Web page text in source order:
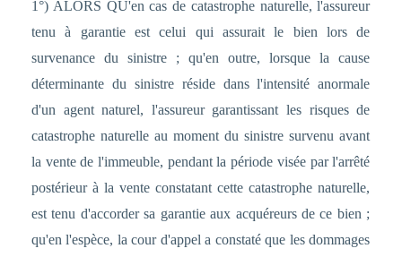
1°) ALORS QU'en cas de catastrophe naturelle, l'assureur
tenu à garantie est celui qui assurait le bien lors de
survenance du sinistre ; qu'en outre, lorsque la cause
déterminante du sinistre réside dans l'intensité anormale
d'un agent naturel, l'assureur garantissant les risques de
catastrophe naturelle au moment du sinistre survenu avant
la vente de l'immeuble, pendant la période visée par l'arrêté
postérieur à la vente constatant cette catastrophe naturelle,
est tenu d'accorder sa garantie aux acquéreurs de ce bien ;
qu'en l'espèce, la cour d'appel a constaté que les dommages